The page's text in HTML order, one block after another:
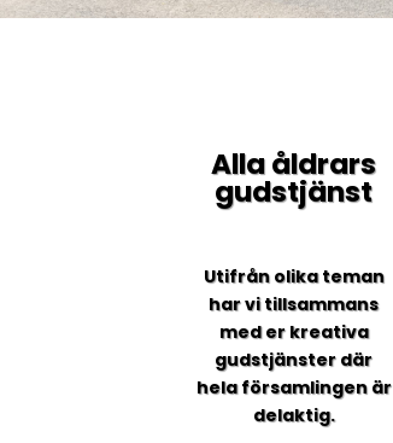
Alla åldrars
gudstjänst
Utifrån olika teman
har vi tillsammans
med er kreativa
gudstjänster där
hela församlingen är
delaktig.